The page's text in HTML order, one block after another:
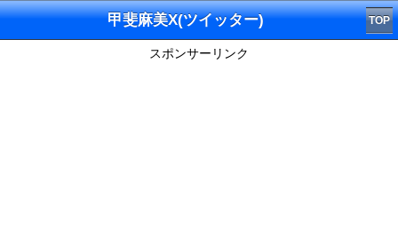
甲斐麻美X(ツイッター) TOP
スポンサーリンク